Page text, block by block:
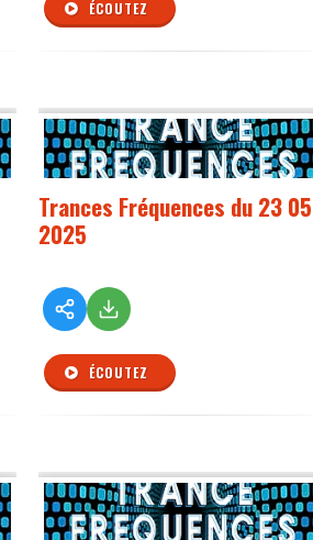
ÉCOUTEZ
Trances Fréquences du 23 05
2025
ÉCOUTEZ